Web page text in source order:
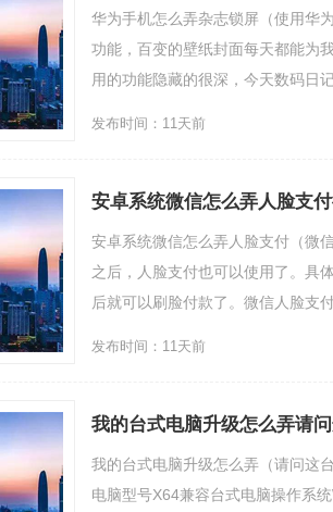
华为手机怎么弄杂志锁屏（使用华
功能，百变的壁纸封面每天都能为
用的功能隐藏的很深，今天数码日记
发布时间：11天前
安卓系统微信怎么弄人脸支
安卓系统微信怎么弄人脸支付（微
之后，人脸支付也可以使用了。具
后就可以刷脸付款了。微信人脸支付
发布时间：11天前
我的台式电脑升级怎么弄请
我的台式电脑升级怎么弄（请问这
电脑型号X64兼容台式电脑操作系